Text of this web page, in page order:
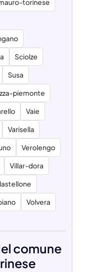
torinese
Sciolze
Susa
piemonte
Vaie
Varisella
Verolengo
Villar-dora
Volvera
comune